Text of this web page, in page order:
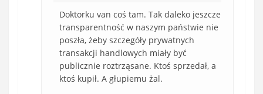
Doktorku van coś tam. Tak daleko jeszcze
transparentność w naszym państwie nie
poszła, żeby szczegóły prywatnych
transakcji handlowych miały być
publicznie roztrząsane. Ktoś sprzedał, a
ktoś kupił. A głupiemu żal.